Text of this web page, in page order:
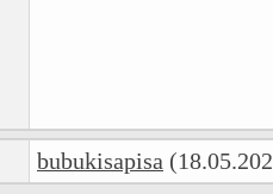
bubukisapisa